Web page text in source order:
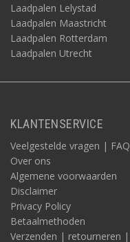
Laadpalen Lelystad
Laadpalen Maastricht
Laadpalen Rotterdam
Laadpalen Utrecht
KLANTENSERVICE
Veelgestelde vragen | FAQ
Over ons
Algemene voorwaarden
Disclaimer
Privacy Policy
Betaalmethoden
Verzenden | retourneren |